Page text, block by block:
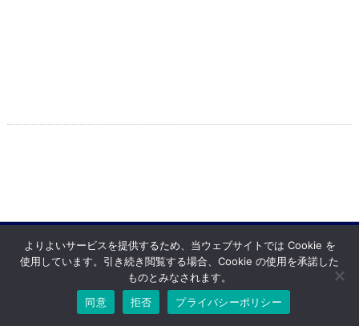
Copyright © ハラ自動車 All rights resereved.Powered by DJCOM Inc.
よりよいサービスを提供するため、当ウェブサイトでは Cookie を
使用しています。引き続き閲覧する場合、Cookie の使用を承諾した
ものとみなされます。
同意
拒否 プライバシーポリシー